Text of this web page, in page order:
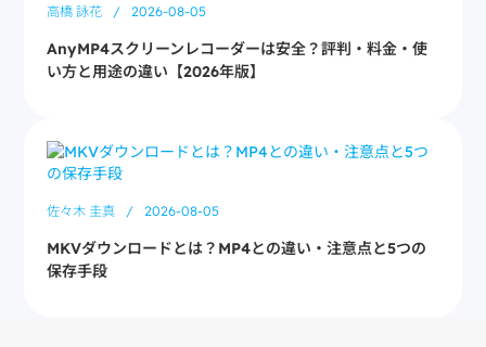
高橋 詠花 / 2026-08-05
AnyMP4スクリーンレコーダーは安全？評判・料金・使
い方と用途の違い【2026年版】
佐々木 圭真 / 2026-08-05
MKVダウンロードとは？MP4との違い・注意点と5つの
保存手段